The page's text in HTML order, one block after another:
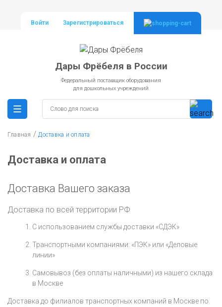
Войти Зарегистрироваться
Дары Фрёбеля в России
Федеральный поставщик оборудования
для дошкольных учреждений
Главная /Доставка и оплата
Доставка и оплата
Доставка Вашего заказа
Доставка по всей территории РФ
C использованием службы доставки «СДЭК»
Транспортными компаниями: «ПЭК» или «Деловые
линии»
Самовывоз (без оплаты наличными) из нашего склада
в Москве
Доставка до филиалов транспортных компаний в Москве по